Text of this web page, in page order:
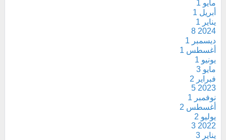
مايو 1
أبريل 1
يناير 1
2024
8
ديسمبر 1
أغسطس 1
يونيو 1
مايو 3
فبراير 2
2023
5
نوفمبر 1
أغسطس 2
يوليو 2
2022
3
يناير 3